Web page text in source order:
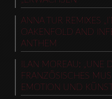
ANNA TUR REMIXES
OAKENFOLD AND
ANTHEM
ILAN MOREAU: „UNE
FRANZÖSISCHES
EMOTION UND